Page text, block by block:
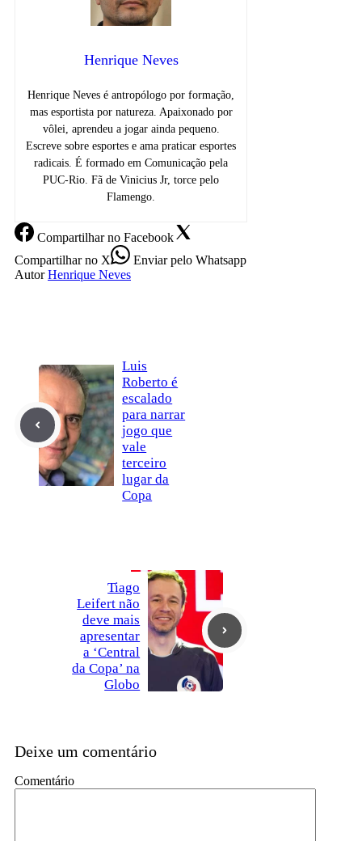
Henrique Neves
Henrique Neves é antropólogo por formação,
mas esportista por natureza. Apaixonado por
vôlei, aprendeu a jogar ainda pequeno.
Escreve sobre esportes e ama praticar esportes
radicais. É formado em Comunicação pela
PUC-Rio. Fã de Vinicius Jr, torce pelo
Flamengo.
Compartilharno Facebook
Compartilharno X Enviarpelo Whatsapp
Autor Henrique Neves
Luis
Roberto é
escalado
para narrar
jogo que
vale
terceiro
lugar da
Copa
Tiago
Leifert não
deve mais
apresentar
a ‘Central
da Copa’ na
Globo
Deixe um comentário
Comentário